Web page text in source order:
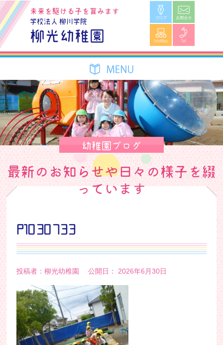
学校法人 柳川学院
柳光幼稚園
未来を駆ける子を育みます ブログ
SiteMap
幼稚園ブログ
最新のお知らせや日々の様子を綴
っています
P1030733
投稿者：柳光幼稚園 公開日： 2026年6月30日